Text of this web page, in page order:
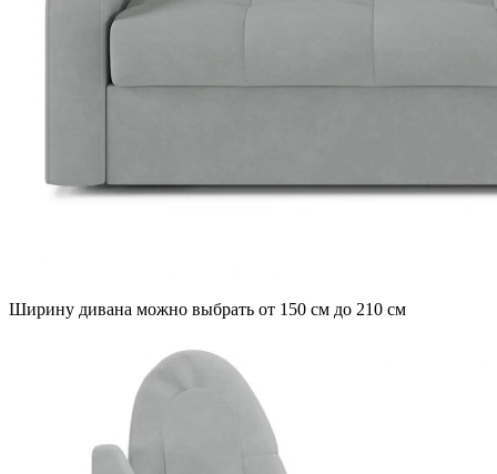
Ширину дивана можно выбрать от 150 см до 210 см